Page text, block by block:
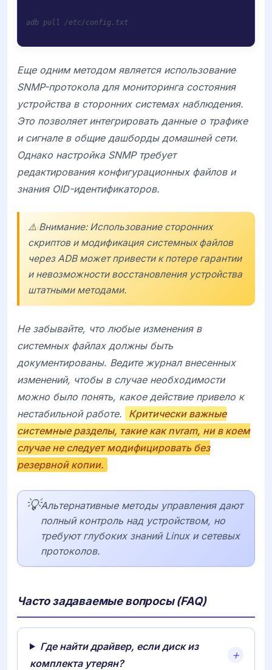
adb pull /etc/config.txt
Еще одним методом является использование
SNMP-протокола для мониторинга состояния
устройства в сторонних системах наблюдения.
Это позволяет интегрировать данные о трафике
и сигнале в общие дашборды домашней сети.
Однако настройка SNMP требует
редактирования конфигурационных файлов и
знания OID-идентификаторов.
⚠️ Внимание: Использование сторонних
скриптов и модификация системных файлов
через ADB может привести к потере гарантии
и невозможности восстановления устройства
штатными методами.
Не забывайте, что любые изменения в
системных файлах должны быть
документированы. Ведите журнал внесенных
изменений, чтобы в случае необходимости
можно было понять, какое действие привело к
нестабильной работе.
Критически важные
системные разделы, такие как nvram, ни в коем
случае не следует модифицировать без
резервной копии.
💡Альтернативные методы управления дают
полный контроль над устройством, но
требуют глубоких знаний Linux и сетевых
протоколов.
Часто задаваемые вопросы (FAQ)
Где найти драйвер, если диск из
комплекта утерян?